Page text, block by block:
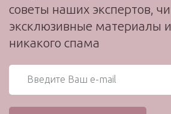
советы наших экспертов,
эксклюзивные материалы
никакого спама